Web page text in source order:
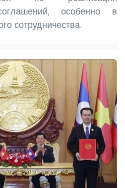
особенно в
сотрудничества.